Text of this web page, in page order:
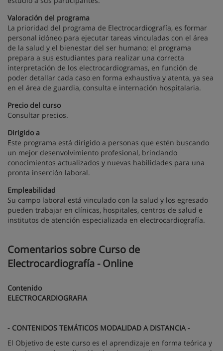
Valoración del programa
La prioridad del programa de Electrocardiografía, es formar
personal idóneo para ejecutar tareas vinculadas con el área
de la salud y el bienestar del ser humano; el programa
prepara a sus estudiantes para realizar una correcta
interpretación de los electrocardiogramas, en función de
poder detallar cada caso en forma exhaustiva y atenta, ya sea
en el área de guardia, consulta e internación hospitalaria.
Precio del curso
Consultar precios.
Dirigido a
Este programa está dirigido a personas que estén buscando
un mejor desenvolvimiento profesional, brindando
conocimientos actualizados y nuevas habilidades para una
pronta inserción laboral.
Empleabilidad
Su campo laboral está vinculado con la salud y los egresado
pueden trabajar en clínicas, hospitales, centros de salud e
institutos de atención especializada en electrocardiografía.
Comentarios sobre Curso de
Electrocardiografía - Online
Contenido
ELECTROCARDIOGRAFIA
- CONTENIDOS TEMÁTICOS MODALIDAD A DISTANCIA -
El Objetivo de este curso es el aprendizaje en forma teórica y